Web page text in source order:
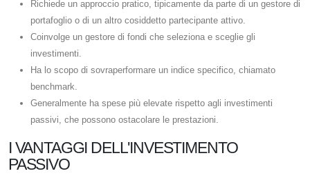
Richiede un approccio pratico, tipicamente da parte di un gestore di
portafoglio o di un altro cosiddetto partecipante attivo.
Coinvolge un gestore di fondi che seleziona e sceglie gli
investimenti.
Ha lo scopo di sovraperformare un indice specifico, chiamato
benchmark.
Generalmente ha spese più elevate rispetto agli investimenti
passivi, che possono ostacolare le prestazioni.
I VANTAGGI DELL'INVESTIMENTO
PASSIVO